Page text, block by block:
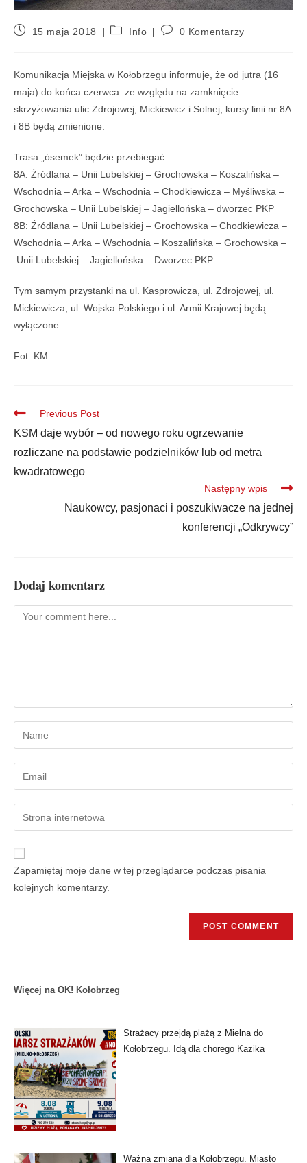
15 maja 2018 Info 0 Komentarzy
Komunikacja Miejska w Kołobrzegu informuje, że od jutra (16
maja) do końca czerwca. ze względu na zamknięcie
skrzyżowania ulic Zdrojowej, Mickiewicz i Solnej, kursy linii nr 8A
i 8B będą zmienione.
Trasa „ósemek” będzie przebiegać:
8A: Źródlana – Unii Lubelskiej – Grochowska – Koszalińska –
Wschodnia – Arka – Wschodnia – Chodkiewicza – Myśliwska –
Grochowska – Unii Lubelskiej – Jagiellońska – dworzec PKP
8B: Źródlana – Unii Lubelskiej – Grochowska – Chodkiewicza –
Wschodnia – Arka – Wschodnia – Koszalińska – Grochowska –
Unii Lubelskiej – Jagiellońska – Dworzec PKP
Tym samym przystanki na ul. Kasprowicza, ul. Zdrojowej, ul.
Mickiewicza, ul. Wojska Polskiego i ul. Armii Krajowej będą
wyłączone.
Fot. KM
Previous Post
KSM daje wybór – od nowego roku ogrzewanie
rozliczane na podstawie podzielników lub od metra
kwadratowego
Następny wpis
Naukowcy, pasjonaci i poszukiwacze na jednej
konferencji „Odkrywcy”
Dodaj komentarz
Zapamiętaj moje dane w tej przeglądarce podczas pisania
kolejnych komentarzy.
Więcej na OK! Kołobrzeg
Strażacy przejdą plażą z Mielna do
Kołobrzegu. Idą dla chorego Kazika
Ważna zmiana dla Kołobrzegu. Miasto